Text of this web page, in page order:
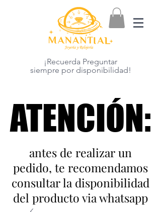
¡Recuerda Preguntar
siempre por disponibilidad!
ATENCIÓN:
ATENCIÓN:
antes de realizar un
pedido, te recomendamos
consultar la disponibilidad
del producto via whatsapp